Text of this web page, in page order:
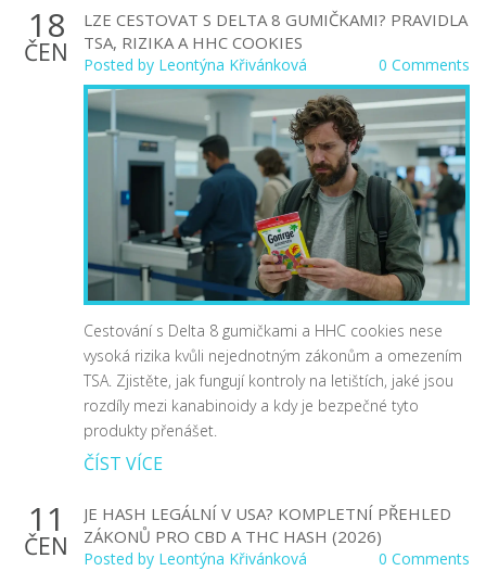
18
ČEN
LZE CESTOVAT S DELTA 8 GUMIČKAMI? PRAVIDLA
TSA, RIZIKA A HHC COOKIES
Posted by Leontýna Křivánková 0 Comments
Cestování s Delta 8 gumičkami a HHC cookies nese
vysoká rizika kvůli nejednotným zákonům a omezením
TSA. Zjistěte, jak fungují kontroly na letištích, jaké jsou
rozdíly mezi kanabinoidy a kdy je bezpečné tyto
produkty přenášet.
ČÍST VÍCE
11
ČEN
JE HASH LEGÁLNÍ V USA? KOMPLETNÍ PŘEHLED
ZÁKONŮ PRO CBD A THC HASH (2026)
Posted by Leontýna Křivánková 0 Comments